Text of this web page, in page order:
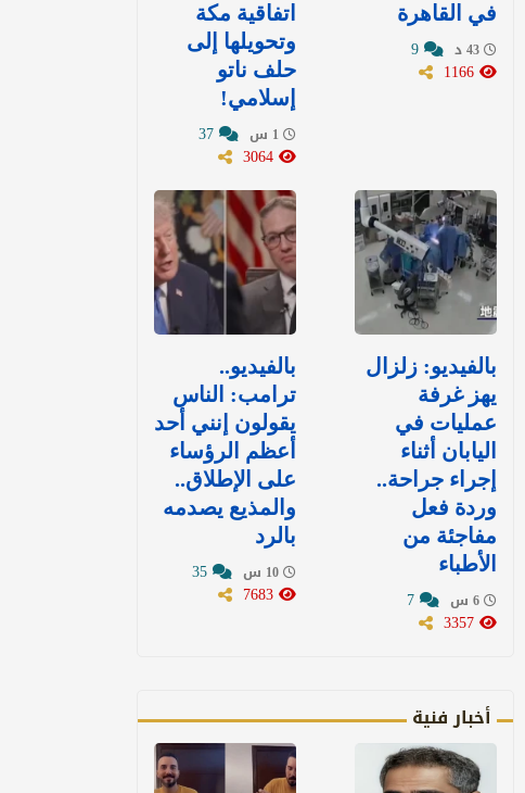
في القاهرة
اتفاقية مكة
وتحويلها إلى
حلف ناتو
إسلامي!
بالفيديو: زلزال
يهز غرفة
عمليات في
اليابان أثناء
إجراء جراحة..
وردة فعل
مفاجئة من
الأطباء
بالفيديو..
ترامب: الناس
يقولون إنني أحد
أعظم الرؤساء
على الإطلاق..
والمذيع يصدمه
بالرد
أخبار فنية